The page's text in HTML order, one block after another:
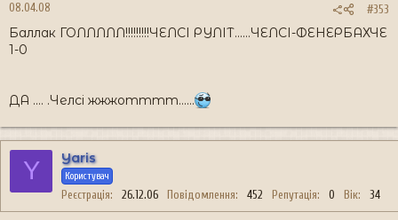
08.04.08 #353
Баллак ГОЛЛЛЛЛ!!!!!!!!!ЧЕЛСІ РУЛІТ......ЧЕЛСІ-ФЕНЕРБАХЧЕ
1-0
ДА .... .Челсі жжжотттт......
Y Yaris
Користувач
Реєстрація 26.12.06 Повідомлення 452 Репутація 0 Вік 34